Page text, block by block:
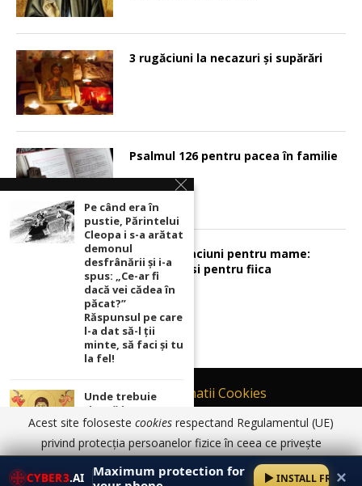
3 rugăciuni la necazuri și supărări
Psalmul 126 pentru pacea în familie
Sunt 2 rugaciuni pentru mame:
pentru fiu si pentru fiica
Contact
Informatii Cookies
Politică de Confidențialitate
TERMENI SI CONDITII DE UTILIZARE
© 2017 - 2026 Ortodoxia | Termeni și condiții de utilizare | Informatii
Cookies | Politică de Confidențialitate
CYBER3.AI Maximum protection for
INSTALL FREE✕
Pe când era în
pustie, Părintelui
Cleopa i s-a arătat
demonul
desfrânării şi i-a
spus: „Ce-ar fi
dacă vei cădea în
păcat?”
Răspunsul pe care
l-a dat să-l ții
minte, să faci și tu
la fel!
Unde trebuie
ținută icoana cu
Maica Domnului
pentru ca
rugăciunile
noastre să prindă
putere
Acest site foloseste cookies respectand Regulamentul (UE)
privind protecția persoanelor fizice în ceea ce privește
prelucrarea datelor cu caracter personal și privind libera